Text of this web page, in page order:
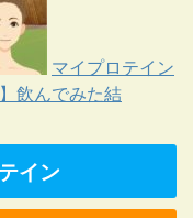
マイプロテイン
飲んでみた結
イン